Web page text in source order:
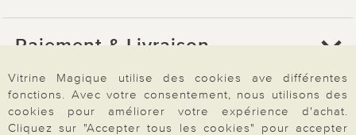
Paiement & Livraison
À propos de nous
Vitrine Magique utilise des cookies ave différentes
fonctions. Avec votre consentement, nous utilisons des
cookies pour améliorer votre expérience d'achat.
Cliquez sur "Accepter tous les cookies" pour accepter